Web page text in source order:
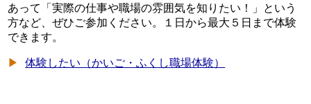
あって「実際の仕事や職場の雰囲気を知りたい！」という
方など、ぜひご参加ください。１日から最大５日まで体験
できます。
体験したい（かいご・ふくし職場体験）